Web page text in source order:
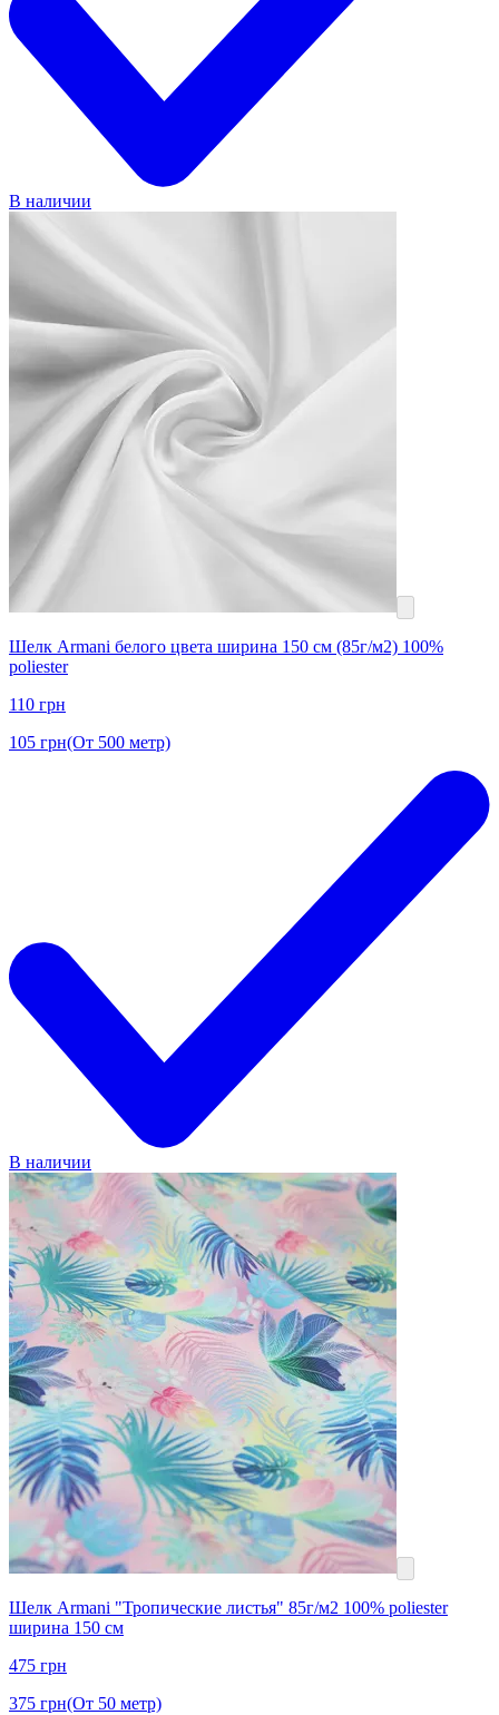
В наличии
Шелк Armani белого цвета ширина 150 см (85г/м2) 100%
poliester
110 грн
105 грн(От 500 метр)
В наличии
Шелк Armani "Тропические листья" 85г/м2 100% poliester
ширина 150 см
475 грн
375 грн(От 50 метр)